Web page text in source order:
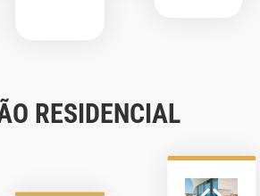
RESIDENCIAL